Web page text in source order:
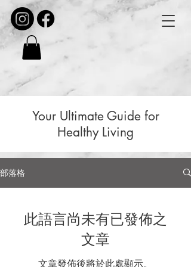
Your Ultimate Guide for
Healthy Living
部落格
此語言尚未有已發佈之
文章
文章發佈後將於此處顯示。